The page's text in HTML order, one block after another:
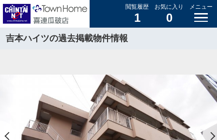
閲覧履歴
1
お気に入り
0
メニュー
吉本ハイツの過去掲載物件情報